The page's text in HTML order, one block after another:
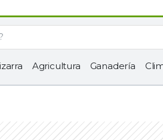
Agricultura Ganadería